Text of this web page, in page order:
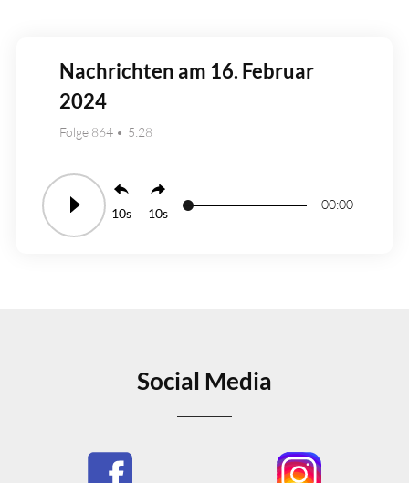
Nachrichten am 16. Februar
2024
Folge 864 5:28
10 10
00:00
Social Media